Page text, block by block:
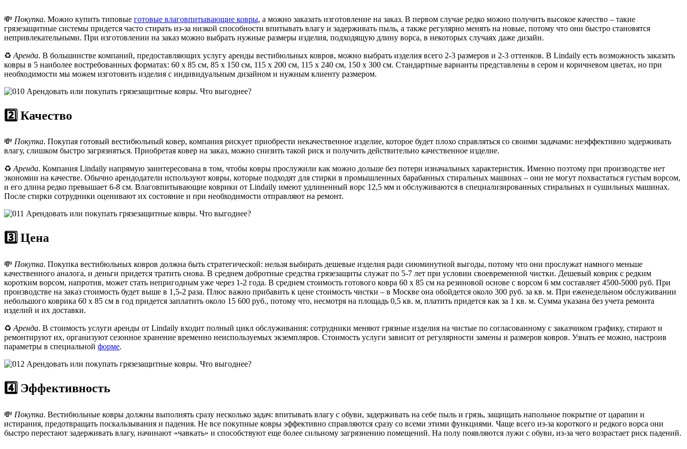
💸 Покупка. Можно купить типовые готовые влаговпитывающие ковры, а можно заказать изготовление на заказ. В первом случае редко можно получить высокое качество – такие
грязезащитные системы придется часто стирать из-за низкой способности впитывать влагу и задерживать пыль, а также регулярно менять на новые, потому что они быстро становятся
непривлекательными. При изготовлении на заказ можно выбрать нужные размеры изделия, подходящую длину ворса, в некоторых случаях даже дизайн.
♻️ Аренда. В большинстве компаний, предоставляющих услугу аренды вестибюльных ковров, можно выбрать изделия всего 2-3 размеров и 2-3 оттенков. В Lindaily есть возможность заказать
ковры в 5 наиболее востребованных форматах: 60 х 85 см, 85 х 150 см, 115 х 200 см, 115 х 240 см, 150 х 300 см. Стандартные варианты представлены в сером и коричневом цветах, но при
необходимости мы можем изготовить изделия с индивидуальным дизайном и нужным клиенту размером.
2️⃣ Качество
💸 Покупка. Покупая готовый вестибюльный ковер, компания рискует приобрести некачественное изделие, которое будет плохо справляться со своими задачами: неэффективно задерживать
влагу, слишком быстро загрязняться. Приобретая ковер на заказ, можно снизить такой риск и получить действительно качественное изделие.
♻️Аренда. Компания Lindaily напрямую заинтересована в том, чтобы ковры прослужили как можно дольше без потери изначальных характеристик. Именно поэтому при производстве нет
экономии на качестве. Обычно арендодатели используют ковры, которые подходят для стирки в промышленных барабанных стиральных машинах – они не могут похвастаться густым ворсом,
и его длина редко превышает 6-8 см. Влаговпитывающие коврики от Lindaily имеют удлиненный ворс 12,5 мм и обслуживаются в специализированных стиральных и сушильных машинах.
После стирки сотрудники оценивают их состояние и при необходимости отправляют на ремонт.
3️⃣ Цена
💸 Покупка. Покупка вестибюльных ковров должна быть стратегической: нельзя выбирать дешевые изделия ради сиюминутной выгоды, потому что они прослужат намного меньше
качественного аналога, и деньги придется тратить снова. В среднем добротные средства грязезащиты служат по 5-7 лет при условии своевременной чистки. Дешевый коврик с редким
коротким ворсом, напротив, может стать непригодным уже через 1-2 года. В среднем стоимость готового ковра 60 х 85 см на резиновой основе с ворсом 6 мм составляет 4500-5000 руб. При
производстве на заказ стоимость будет выше в 1,5-2 раза. Плюс важно прибавить к цене стоимость чистки – в Москве она обойдется около 300 руб. за кв. м. При еженедельном обслуживании
небольшого коврика 60 х 85 см в год придется заплатить около 15 600 руб., потому что, несмотря на площадь 0,5 кв. м, платить придется как за 1 кв. м. Сумма указана без учета ремонта
изделий и их доставки.
♻️ Аренда. В стоимость услуги аренды от Lindaily входит полный цикл обслуживания: сотрудники меняют грязные изделия на чистые по согласованному с заказчиком графику, стирают и
ремонтируют их, организуют сезонное хранение временно неиспользуемых экземпляров. Стоимость услуги зависит от регулярности замены и размеров ковров. Узнать ее можно, настроив
параметры в специальной форме.
4️⃣ Эффективность
💸 Покупка. Вестибюльные ковры должны выполнять сразу несколько задач: впитывать влагу с обуви, задерживать на себе пыль и грязь, защищать напольное покрытие от царапин и
истирания, предотвращать поскальзывания и падения. Не все покупные ковры эффективно справляются сразу со всеми этими функциями. Чаще всего из-за короткого и редкого ворса они
быстро перестают задерживать влагу, начинают «чавкать» и способствуют еще более сильному загрязнению помещений. На полу появляются лужи с обуви, из-за чего возрастает риск падений.